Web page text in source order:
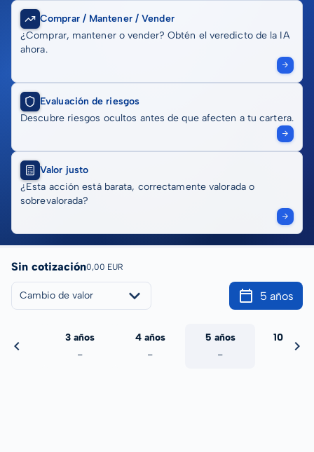
Comprar / Mantener / Vender
¿Comprar, mantener o vender? Obtén el veredicto de la IA
ahora.
Evaluación de riesgos
Descubre riesgos ocultos antes de que afecten a tu cartera.
Valor justo
¿Esta acción está barata, correctamente valorada o
sobrevalorada?
Sin cotización0,00 EUR
Cambio de valor 5 años
3 años
-
4 años
-
5 años
-
10 años